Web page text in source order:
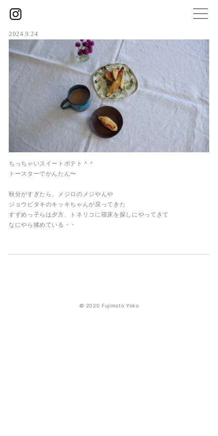
2024.9.24
ちっちゃいスイートポテト＾＾
トースターでかんたん〜
秋分がすぎたら、メジロのメジやんや
ジョウビタキのキッキちゃんが戻ってきた
すずめっ子らは夕方、トネリコに寝床を探しにやってきて
なにやら揉めている・・
© 2020 Fujimoto Yoko